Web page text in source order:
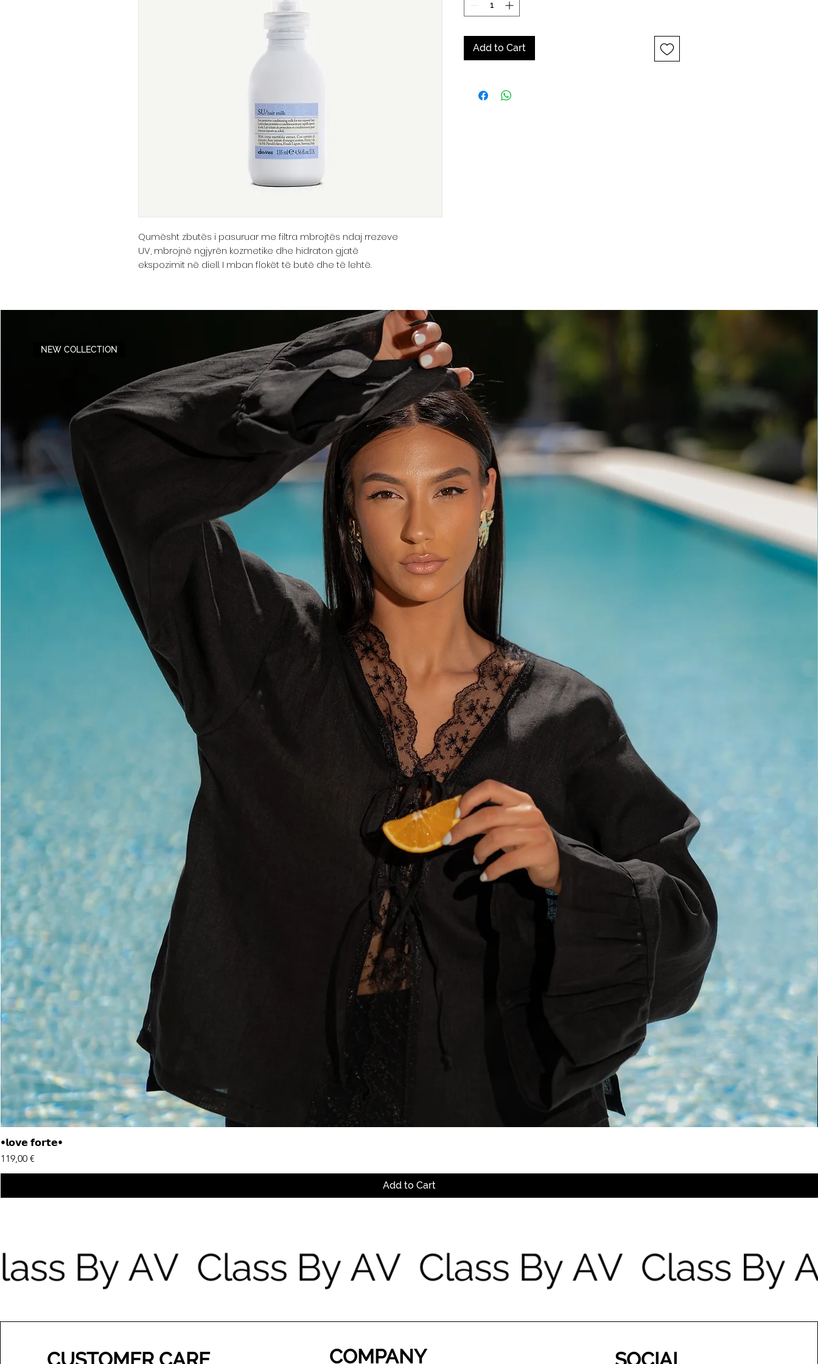
Qumësht zbutës i pasuruar me filtra mbrojtës ndaj rrezeve
UV, mbrojnë ngjyrën kozmetike dhe hidraton gjatë
ekspozimit në diell. I mban flokët të butë dhe të lehtë.
Add to Cart
NEW COLLECTION
•𝗹𝗼𝘃𝗲 𝗳𝗼𝗿𝘁𝗲•
Price
119,00 €
Add to Cart
COMPANY